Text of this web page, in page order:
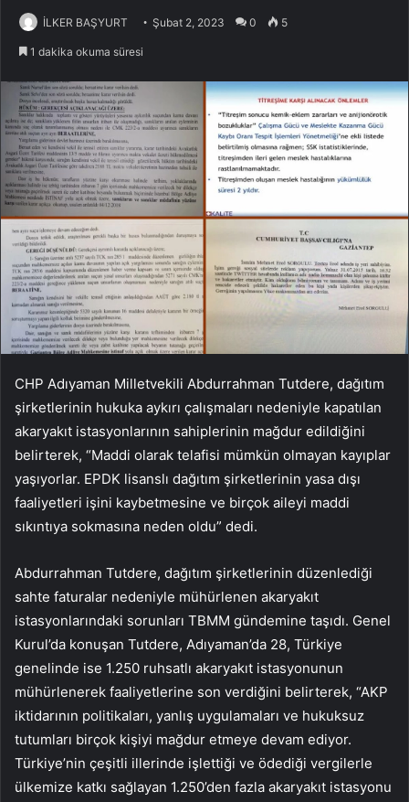
İLKER BAŞYURT Şubat 2, 2023 0 5
1 dakika okuma süresi
CHP Adıyaman Milletvekili Abdurrahman Tutdere, dağıtım
şirketlerinin hukuka aykırı çalışmaları nedeniyle kapatılan
akaryakıt istasyonlarının sahiplerinin mağdur edildiğini
belirterek, “Maddi olarak telafisi mümkün olmayan kayıplar
yaşıyorlar. EPDK lisanslı dağıtım şirketlerinin yasa dışı
faaliyetleri işini kaybetmesine ve birçok aileyi maddi
sıkıntıya sokmasına neden oldu” dedi.
Abdurrahman Tutdere, dağıtım şirketlerinin düzenlediği
sahte faturalar nedeniyle mühürlenen akaryakıt
istasyonlarındaki sorunları TBMM gündemine taşıdı. Genel
Kurul’da konuşan Tutdere, Adıyaman’da 28, Türkiye
genelinde ise 1.250 ruhsatlı akaryakıt istasyonunun
mühürlenerek faaliyetlerine son verdiğini belirterek, “AKP
iktidarının politikaları, yanlış uygulamaları ve hukuksuz
tutumları birçok kişiyi mağdur etmeye devam ediyor.
Türkiye’nin çeşitli illerinde işlettiği ve ödediği vergilerle
ülkemize katkı sağlayan 1.250’den fazla akaryakıt istasyonu